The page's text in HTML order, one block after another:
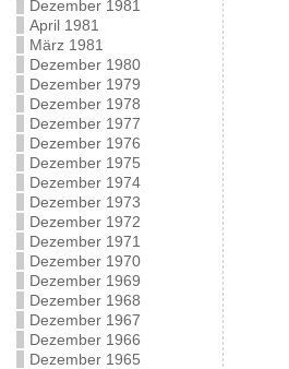
Dezember 1981
April 1981
März 1981
Dezember 1980
Dezember 1979
Dezember 1978
Dezember 1977
Dezember 1976
Dezember 1975
Dezember 1974
Dezember 1973
Dezember 1972
Dezember 1971
Dezember 1970
Dezember 1969
Dezember 1968
Dezember 1967
Dezember 1966
Dezember 1965